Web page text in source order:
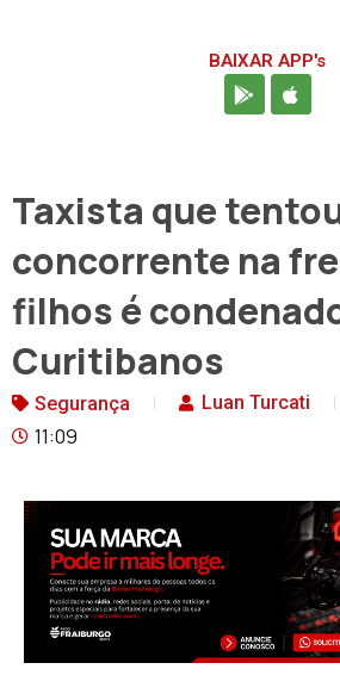
BAIXAR APP's
Taxista que
concorrente na
filhos é
Curitibanos
Segurança Luan Turcati
11:09